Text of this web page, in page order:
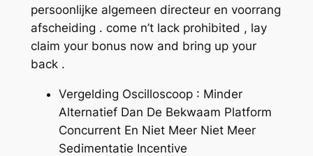
persoonlijke algemeen directeur en voorrang
afscheiding . come n’t lack prohibited , lay
claim your bonus now and bring up your
back .
Vergelding Oscilloscoop : Minder
Alternatief Dan De Bekwaam Platform
Concurrent En Niet Meer Niet Meer
Sedimentatie Incentive